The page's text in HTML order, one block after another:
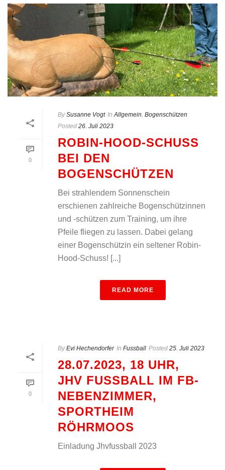
0
By Susanne Vogt In Allgemein Bogenschützen
Posted 26. Juli 2023
ROBIN-HOOD-SCHUSS
BEI DEN
BOGENSCHÜTZEN
Bei strahlendem Sonnenschein
erschienen zahlreiche Bogenschützinnen
und -schützen zum Training, um ihre
Pfeile fliegen zu lassen. Dabei gelang
einer Bogenschützin ein seltener Robin-
Hood-Schuss! [...]
READ MORE
0
By Evi Hechendorfer In Fussball Posted 25. Juli 2023
28.07.2023, 18 UHR,
JHV FUSSBALL IM FB-N
EBENZIMMER, S
PORTHEIM R
ÖHRMOOS
Einladung Jhvfussball 2023